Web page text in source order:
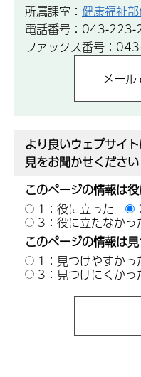
所属課室： 健康福祉
電話番号：043-
ファックス番号：
より良いウェブサイ
見をお聞かせください
このページの情報は
1：役に立った
3：役に立たなかっ
このページの情報は
1：見つけやすかっ
3：見つけにくかっ